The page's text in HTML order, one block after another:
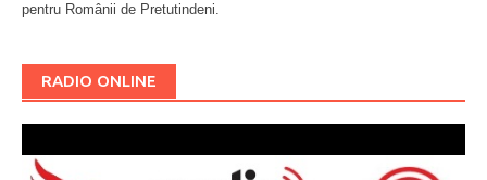
pentru Românii de Pretutindeni.
RADIO ONLINE